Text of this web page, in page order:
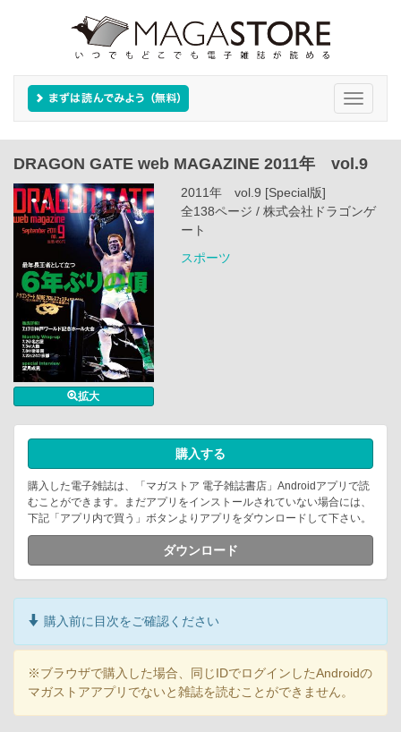
Toggle
DRAGON GATE web MAGAZINE 2011年 vol.9
拡大
2011年 vol.9 [Special版]
全138ページ / 株式会社ドラゴンゲ
ート
スポーツ
購入する
購入した電子雑誌は、「マガストア 電子雑誌書店」Androidアプリで読
むことができます。まだアプリをインストールされていない場合には、
下記「アプリ内で買う」ボタンよりアプリをダウンロードして下さい。
ダウンロード
購入前に目次をご確認ください
※ブラウザで購入した場合、同じIDでログインしたAndroidの
マガストアアプリでないと雑誌を読むことができません。